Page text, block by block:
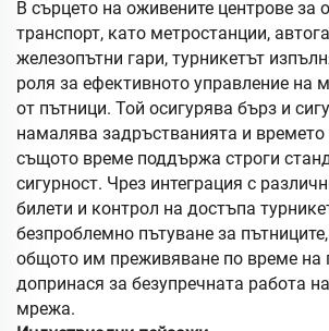
В сърцето на оживените центрове за
транспорт, като метростанции,
железопътни гари, турникетът
роля за ефективното управление на
от пътници. Той осигурява бърз и
намалява задръстванията и времето
същото време поддържа строги
сигурност. Чрез интеграция с
билети и контрол на достъпа
безпроблемно пътуване за
общото им преживяване по време на
допринася за безупречната работа
мрежа.